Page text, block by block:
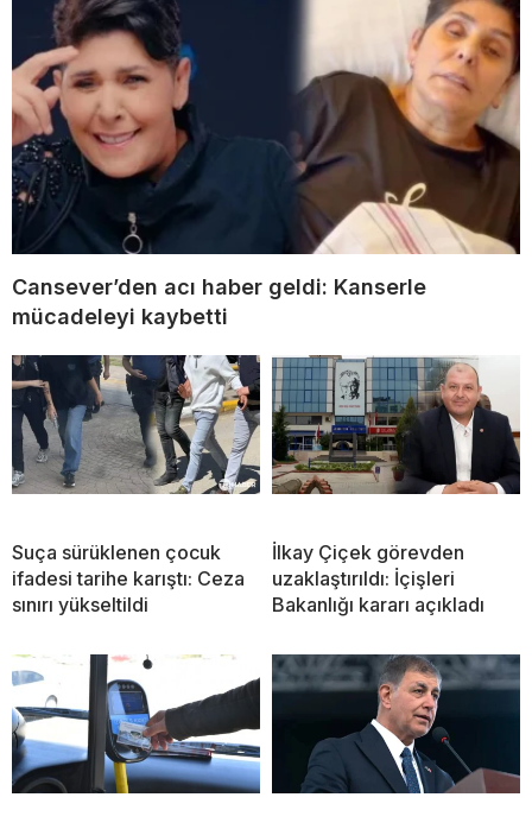
Cansever’den acı haber geldi: Kanserle
mücadeleyi kaybetti
Suça sürüklenen çocuk
ifadesi tarihe karıştı: Ceza
sınırı yükseltildi
İlkay Çiçek görevden
uzaklaştırıldı: İçişleri
Bakanlığı kararı açıkladı